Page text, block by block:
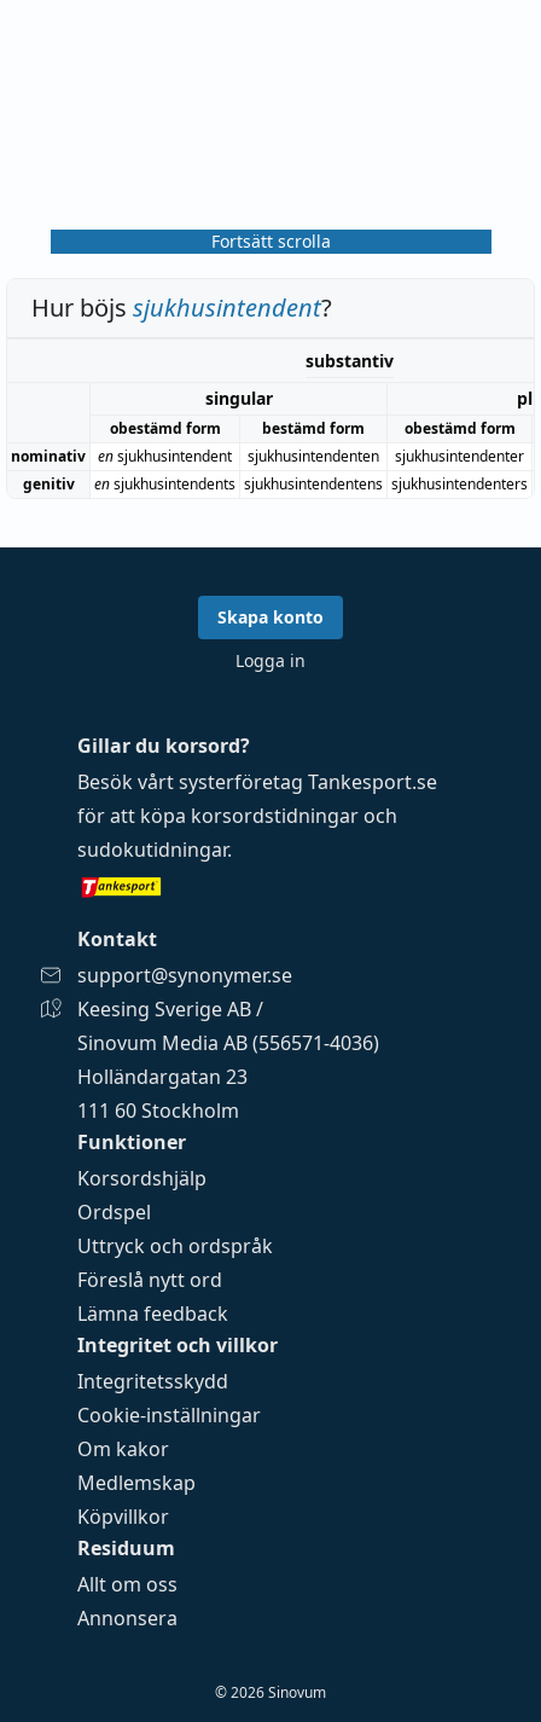
Fortsätt scrolla
Hur böjs sjukhusintendent?
substantiv
singular
obestämd form bestämd form
obestämd form
nominativ ensjukhusintendent sjukhusintendenten sjukhusintendenter
genitiv
ensjukhusintendents sjukhusintendentens sjukhusintendenters
Funktioner
Korsordshjälp
Ordspel
Uttryck och ordspråk
Föreslå nytt ord
Lämna feedback
Integritet och villkor
Integritetsskydd
Cookie-inställningar
Om kakor
Medlemskap
Köpvillkor
Residuum
Allt om oss
Annonsera
Gillar du korsord?
Besök vårt systerföretag Tankesport.se
för att köpa korsordstidningar och
sudokutidningar.
Kontakt
support@synonymer.se
Keesing Sverige AB /
Sinovum Media AB (556571-4036)
Holländargatan 23
111 60 Stockholm
Skapa konto
Logga in
©2026Sinovum